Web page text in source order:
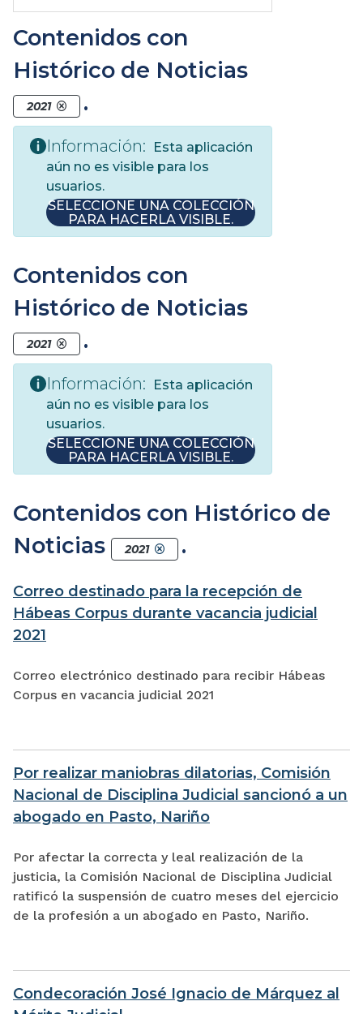
Contenidos con
Histórico de Noticias
2021 .
Información:
Esta aplicación
aún no es visible para los
usuarios.
SELECCIONE UNA COLECCIÓN
PARA HACERLA VISIBLE.
Contenidos con
Histórico de Noticias
2021 .
Información:
Esta aplicación
aún no es visible para los
usuarios.
SELECCIONE UNA COLECCIÓN
PARA HACERLA VISIBLE.
Contenidos con Histórico de
Noticias
2021 .
Correo destinado para la recepción de
Hábeas Corpus durante vacancia judicial
2021
Correo electrónico destinado para recibir Hábeas
Corpus en vacancia judicial 2021
Por realizar maniobras dilatorias, Comisión
Nacional de Disciplina Judicial sancionó a un
abogado en Pasto, Nariño
Por afectar la correcta y leal realización de la
justicia, la Comisión Nacional de Disciplina Judicial
ratificó la suspensión de cuatro meses del ejercicio
de la profesión a un abogado en Pasto, Nariño.
Condecoración José Ignacio de Márquez al